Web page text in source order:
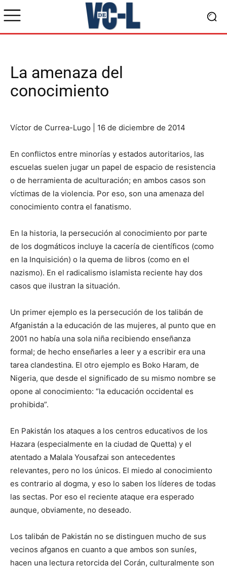
La amenaza del
conocimiento
Víctor de Currea-Lugo | 16 de diciembre de 2014
En conflictos entre minorías y estados autoritarios, las
escuelas suelen jugar un papel de espacio de resistencia
o de herramienta de aculturación; en ambos casos son
víctimas de la violencia. Por eso, son una amenaza del
conocimiento contra el fanatismo.
En la historia, la persecución al conocimiento por parte
de los dogmáticos incluye la cacería de científicos (como
en la Inquisición) o la quema de libros (como en el
nazismo). En el radicalismo islamista reciente hay dos
casos que ilustran la situación.
Un primer ejemplo es la persecución de los talibán de
Afganistán a la educación de las mujeres, al punto que en
2001 no había una sola niña recibiendo enseñanza
formal; de hecho enseñarles a leer y a escribir era una
tarea clandestina. El otro ejemplo es Boko Haram, de
Nigeria, que desde el significado de su mismo nombre se
opone al conocimiento: “la educación occidental es
prohibida”.
En Pakistán los ataques a los centros educativos de los
Hazara (especialmente en la ciudad de Quetta) y el
atentado a Malala Yousafzai son antecedentes
relevantes, pero no los únicos. El miedo al conocimiento
es contrario al dogma, y eso lo saben los líderes de todas
las sectas. Por eso el reciente ataque era esperado
aunque, obviamente, no deseado.
Los talibán de Pakistán no se distinguen mucho de sus
vecinos afganos en cuanto a que ambos son suníes,
hacen una lectura retorcida del Corán, culturalmente son